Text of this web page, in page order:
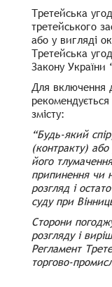
Третейська
третейського
або у вигляді
Третейська
Закону України
Для включення
змісту:
“Будь-який
(контракту)
його
припинення чи
розгляд і
суду при
Сторони
розгляду і
Регламент
торгово-